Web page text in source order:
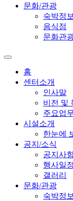
문화/관광
숙박정보
음식점
문화관
홈
센터소개
인사말
비전 및
주요업
시설소개
한눈에
공지/소식
공지사
행사일정
갤러리
문화/관광
숙박정보